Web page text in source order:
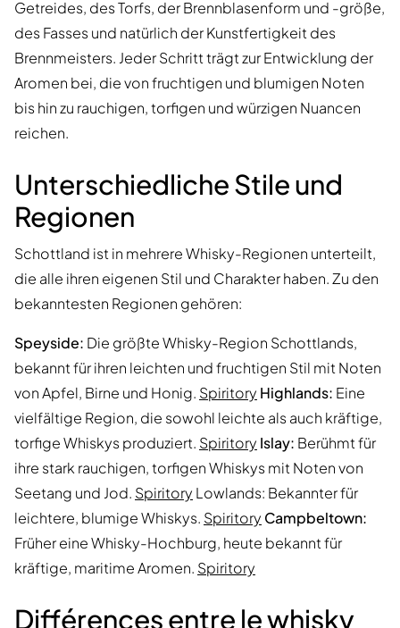
Getreides, des Torfs, der Brennblasenform und -größe,
des Fasses und natürlich der Kunstfertigkeit des
Brennmeisters. Jeder Schritt trägt zur Entwicklung der
Aromen bei, die von fruchtigen und blumigen Noten
bis hin zu rauchigen, torfigen und würzigen Nuancen
reichen.
Unterschiedliche Stile und
Regionen
Schottland ist in mehrere Whisky-Regionen unterteilt,
die alle ihren eigenen Stil und Charakter haben. Zu den
bekanntesten Regionen gehören:
Speyside: Die größte Whisky-Region Schottlands,
bekannt für ihren leichten und fruchtigen Stil mit Noten
von Apfel, Birne und Honig. Spiritory Highlands: Eine
vielfältige Region, die sowohl leichte als auch kräftige,
torfige Whiskys produziert. Spiritory Islay: Berühmt für
ihre stark rauchigen, torfigen Whiskys mit Noten von
Seetang und Jod. Spiritory Lowlands: Bekannter für
leichtere, blumige Whiskys. Spiritory Campbeltown:
Früher eine Whisky-Hochburg, heute bekannt für
kräftige, maritime Aromen. Spiritory
Différences entre le whisky